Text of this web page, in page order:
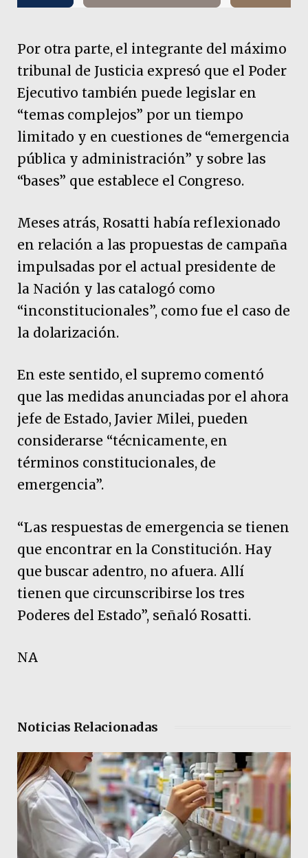
Por otra parte, el integrante del máximo
tribunal de Justicia expresó que el Poder
Ejecutivo también puede legislar en
“temas complejos” por un tiempo
limitado y en cuestiones de “emergencia
pública y administración” y sobre las
“bases” que establece el Congreso.
Meses atrás, Rosatti había reflexionado
en relación a las propuestas de campaña
impulsadas por el actual presidente de
la Nación y las catalogó como
“inconstitucionales”, como fue el caso de
la dolarización.
En este sentido, el supremo comentó
que las medidas anunciadas por el ahora
jefe de Estado, Javier Milei, pueden
considerarse “técnicamente, en
términos constitucionales, de
emergencia”.
“Las respuestas de emergencia se tienen
que encontrar en la Constitución. Hay
que buscar adentro, no afuera. Allí
tienen que circunscribirse los tres
Poderes del Estado”, señaló Rosatti.
NA
Noticias Relacionadas